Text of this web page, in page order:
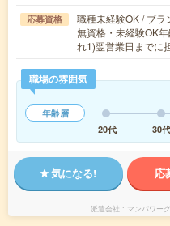
応募資格
職種未経験OK / ブ
無資格・未経験OK
れ1)翌営業日までに
職場の雰囲気
年齢層
20代
30代
気になる! 応
派遣会社 マンパワー